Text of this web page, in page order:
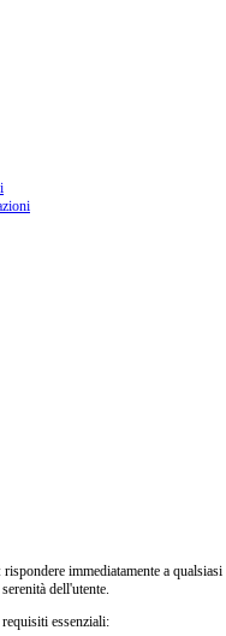
immediatamente a
dell'utente.
essenziali: